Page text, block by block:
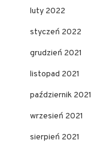
luty 2022
styczeń 2022
grudzień 2021
listopad 2021
październik 2021
wrzesień 2021
sierpień 2021